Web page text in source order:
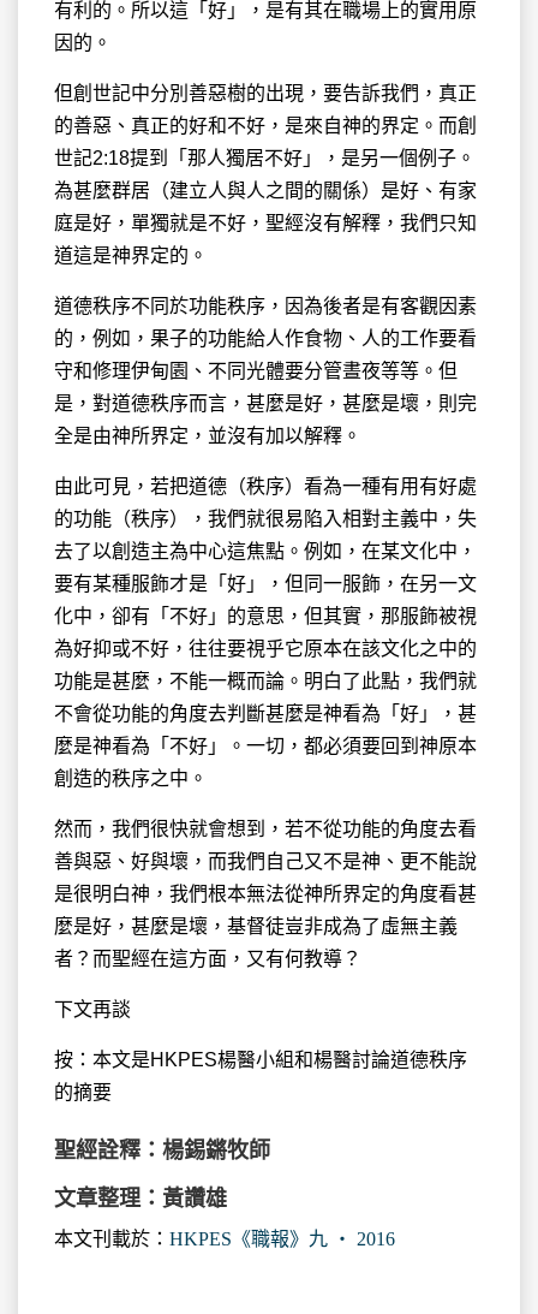
有利的。所以這「好」，是有其在職場上的實用原
因的。
但創世記中分別善惡樹的出現，要告訴我們，真正
的善惡、真正的好和不好，是來自神的界定。而創
世記2:18提到「那人獨居不好」，是另一個例子。
為甚麼群居（建立人與人之間的關係）是好、有家
庭是好，單獨就是不好，聖經沒有解釋，我們只知
道這是神界定的。
道德秩序不同於功能秩序，因為後者是有客觀因素
的，例如，果子的功能給人作食物、人的工作要看
守和修理伊甸園、不同光體要分管晝夜等等。但
是，對道德秩序而言，甚麼是好，甚麼是壞，則完
全是由神所界定，並沒有加以解釋。
由此可見，若把道德（秩序）看為一種有用有好處
的功能（秩序），我們就很易陷入相對主義中，失
去了以創造主為中心這焦點。例如，在某文化中，
要有某種服飾才是「好」，但同一服飾，在另一文
化中，卻有「不好」的意思，但其實，那服飾被視
為好抑或不好，往往要視乎它原本在該文化之中的
功能是甚麼，不能一概而論。明白了此點，我們就
不會從功能的角度去判斷甚麼是神看為「好」，甚
麼是神看為「不好」。一切，都必須要回到神原本
創造的秩序之中。
然而，我們很快就會想到，若不從功能的角度去看
善與惡、好與壞，而我們自己又不是神、更不能說
是很明白神，我們根本無法從神所界定的角度看甚
麼是好，甚麼是壞，基督徒豈非成為了虛無主義
者？而聖經在這方面，又有何教導？
下文再談
按：本文是HKPES楊醫小組和楊醫討論道德秩序
的摘要
聖經詮釋：楊錫鏘牧師
文章整理：黃讚雄
本文刊載於： HKPES《職報》九 ‧ 2016